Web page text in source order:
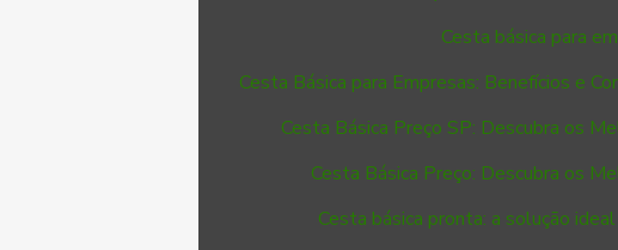
Cesta básica para
Cesta Básica para Empresas: Benefícios e
Cesta Básica Preço SP: Descubra os
Cesta Básica Preço: Descubra os
Cesta básica pronta: a solução